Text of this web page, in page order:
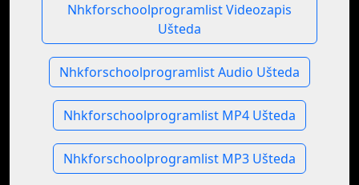
Nhkforschoolprogramlist Videozapis
Ušteda
Nhkforschoolprogramlist Audio Ušteda
Nhkforschoolprogramlist MP4 Ušteda
Nhkforschoolprogramlist MP3 Ušteda